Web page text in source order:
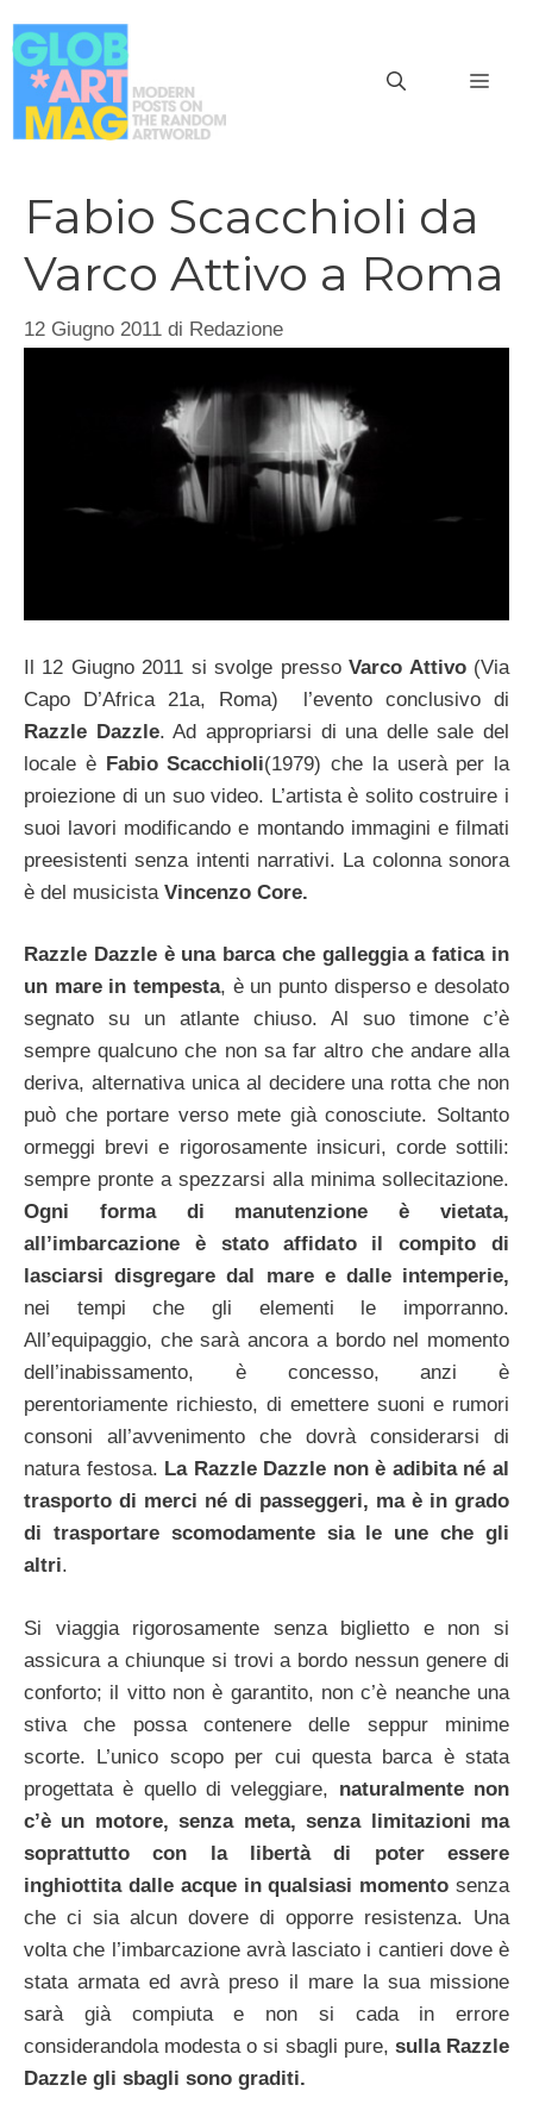
al
contenuto
Fabio Scacchioli da
Varco Attivo a Roma
12 Giugno 2011 di Redazione
Il 12 Giugno 2011 si svolge pressoVarco Attivo(Via
Capo D’Africa 21a, Roma) l’evento conclusivo di
Razzle Dazzle. Ad appropriarsi di una delle sale del
locale è Fabio Scacchioli(1979) che la userà per la
proiezione di un suo video. L’artista è solito costruire i
suoi lavori modificando e montando immagini e filmati
preesistenti senza intenti narrativi. La colonna sonora
è del musicista Vincenzo Core.
Razzle Dazzle è una barca che galleggia a fatica in
un mare in tempesta, è un punto disperso e desolato
segnato su un atlante chiuso. Al suo timone c’è
sempre qualcuno che non sa far altro che andare alla
deriva, alternativa unica al decidere una rotta che non
può che portare verso mete già conosciute. Soltanto
ormeggi brevi e rigorosamente insicuri, corde sottili:
sempre pronte a spezzarsi alla minima sollecitazione.
Ogni forma di manutenzione è vietata,
all’imbarcazione è stato affidato il compito di
lasciarsi disgregare dal mare e dalle intemperie,
nei tempi che gli elementi le imporranno.
All’equipaggio, che sarà ancora a bordo nel momento
dell’inabissamento, è concesso, anzi è
perentoriamente richiesto, di emettere suoni e rumori
consoni all’avvenimento che dovrà considerarsi di
natura festosa. La Razzle Dazzle non è adibita né al
trasporto di merci né di passeggeri, ma è in grado
di trasportare scomodamente sia le une che gli
altri.
Si viaggia rigorosamente senza biglietto e non si
assicura a chiunque si trovi a bordo nessun genere di
conforto; il vitto non è garantito, non c’è neanche una
stiva che possa contenere delle seppur minime
scorte. L’unico scopo per cui questa barca è stata
progettata è quello di veleggiare, naturalmente non
c’è un motore, senza meta, senza limitazioni ma
soprattutto con la libertà di poter essere
inghiottita dalle acque in qualsiasi momento senza
che ci sia alcun dovere di opporre resistenza. Una
volta che l’imbarcazione avrà lasciato i cantieri dove è
stata armata ed avrà preso il mare la sua missione
sarà già compiuta e non si cada in errore
considerandola modesta o si sbagli pure, sulla Razzle
Dazzle gli sbagli sono graditi.